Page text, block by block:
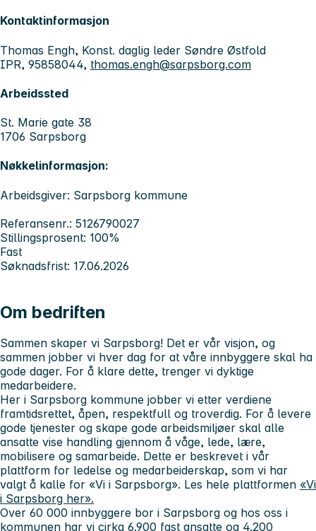
Kontaktinformasjon
Thomas Engh, Konst. daglig leder Søndre Østfold
IPR, 95858044, thomas.engh@sarpsborg.com
Arbeidssted
St. Marie gate 38
1706 Sarpsborg
Nøkkelinformasjon:
Arbeidsgiver: Sarpsborg kommune
Referansenr.: 5126790027
Stillingsprosent: 100%
Fast
Søknadsfrist: 17.06.2026
Om bedriften
Sammen skaper vi Sarpsborg! Det er vår visjon, og
sammen jobber vi hver dag for at våre innbyggere skal ha
gode dager. For å klare dette, trenger vi dyktige
medarbeidere.
Her i Sarpsborg kommune jobber vi etter verdiene
framtidsrettet, åpen, respektfull og troverdig. For å levere
gode tjenester og skape gode arbeidsmiljøer skal alle
ansatte vise handling gjennom å våge, lede, lære,
mobilisere og samarbeide. Dette er beskrevet i vår
plattform for ledelse og medarbeiderskap, som vi har
valgt å kalle for «Vi i Sarpsborg». Les hele plattformen «Vi
i Sarpsborg her».
Over 60 000 innbyggere bor i Sarpsborg og hos oss i
kommunen har vi cirka 6.900 fast ansatte og 4.200